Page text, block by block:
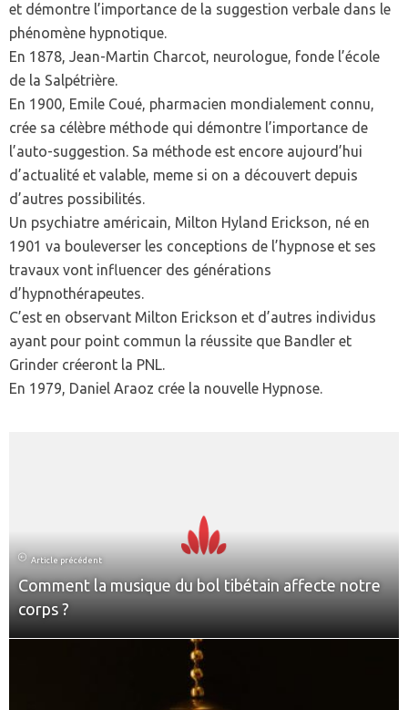
et démontre l’importance de la suggestion verbale dans le
phénomène hypnotique.
En 1878, Jean-Martin Charcot, neurologue, fonde l’école
de la Salpétrière.
En 1900, Emile Coué, pharmacien mondialement connu,
crée sa célèbre méthode qui démontre l’importance de
l’auto-suggestion. Sa méthode est encore aujourd’hui
d’actualité et valable, meme si on a découvert depuis
d’autres possibilités.
Un psychiatre américain, Milton Hyland Erickson, né en
1901 va bouleverser les conceptions de l’hypnose et ses
travaux vont influencer des générations
d’hypnothérapeutes.
C’est en observant Milton Erickson et d’autres individus
ayant pour point commun la réussite que Bandler et
Grinder créeront la PNL.
En 1979, Daniel Araoz crée la nouvelle Hypnose.
Article précédent
Comment la musique du bol tibétain affecte notre
corps ?